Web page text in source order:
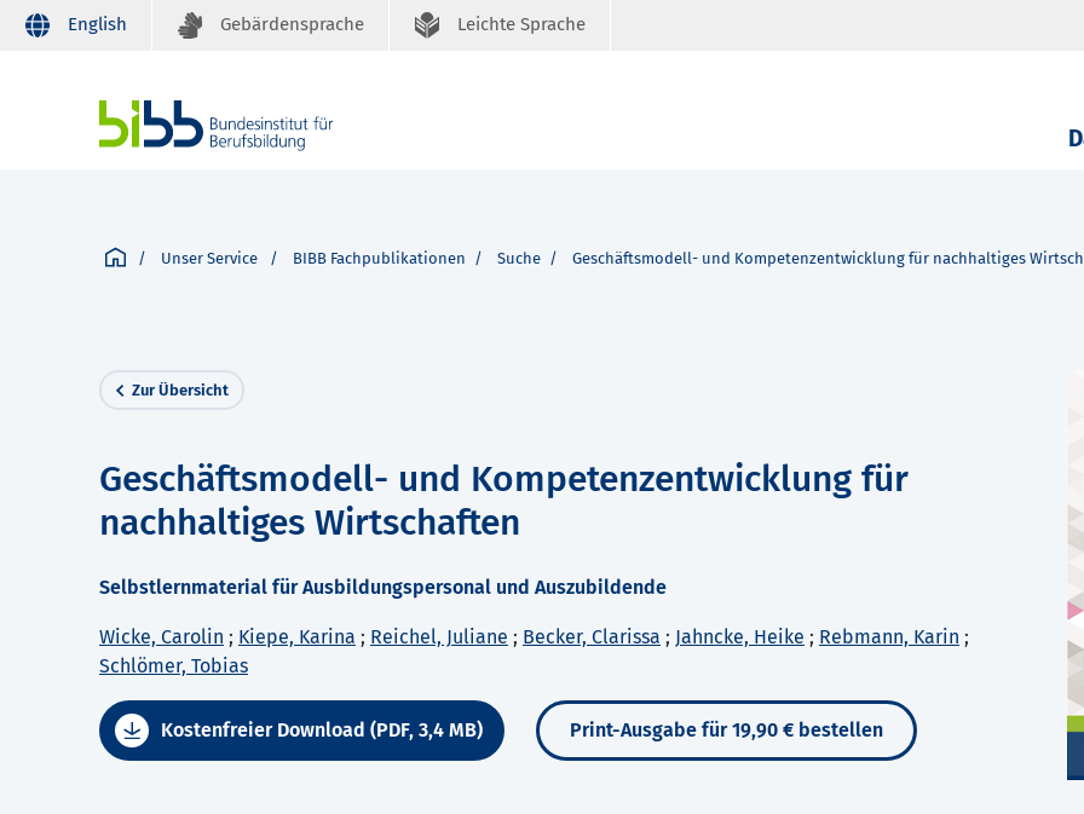
English Gebärdensprache Leichte Sprache
Unser Service BIBB Fachpublikationen Suche Geschäftsmodell- und Kompetenzentwicklung für nachhaltiges
Zur Übersicht
Geschäftsmodell- und Kompetenzentwicklung für
nachhaltiges Wirtschaften
Selbstlernmaterial für Ausbildungspersonal und Auszubildende
Wicke, Carolin ; Kiepe, Karina ; Reichel, Juliane ; Becker, Clarissa ; Jahncke, Heike ; Rebmann, Karin ;
Schlömer, Tobias
Kostenfreier Download (PDF, 3,4 MB) Print-Ausgabe für 19,90 € bestellen